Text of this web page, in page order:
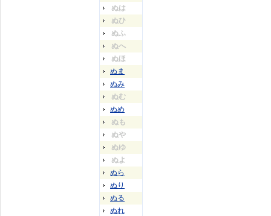
ぬは
ぬひ
ぬふ
ぬへ
ぬほ
ぬま
ぬみ
ぬむ
ぬめ
ぬも
ぬや
ぬゆ
ぬよ
ぬら
ぬり
ぬる
ぬれ